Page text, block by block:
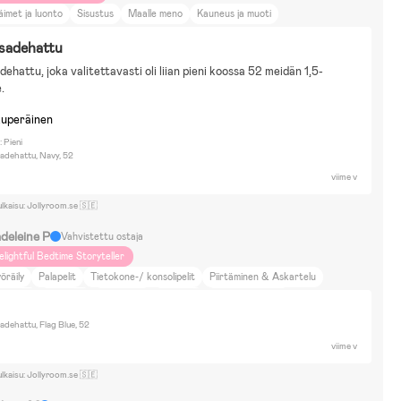
ja luonto
Sisustus Maalle meno Kauneus ja muoti
joka valitettavasti oli liian pieni koossa 52 meidän 1,5-
Pieni
Navy, 52
viime v
Jollyroom.se 🇸🇪
P
Vahvistettu ostaja
Bedtime Storyteller
Palapelit Tietokone-/ konsolipelit
Piirtäminen & Askartelu
Bob
Disney Lejonkungen
Flag Blue, 52
viime v
Jollyroom.se 🇸🇪